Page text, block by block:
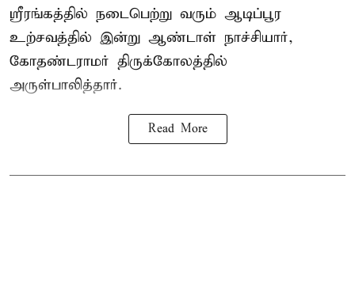
ஸ்ரீரங்கத்தில் நடைபெற்று வரும் ஆடிப்பூர
உற்சவத்தில் இன்று ஆண்டாள் நாச்சியார்,
கோதண்டராமர் திருக்கோலத்தில்
அருள்பாலித்தார்.
Read More